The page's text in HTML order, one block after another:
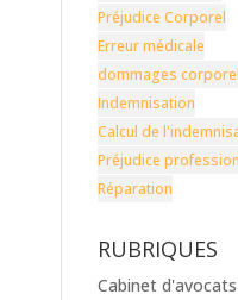
Préjudice Corporel
Erreur médicale
dommages
Indemnisation
Calcul de
Préjudice
Réparation
RUBRIQUES
Cabinet